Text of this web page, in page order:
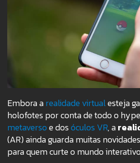
Embora arealidade virtualesteja
holofotes por conta de todo o
metaversoe dosóculos VR, a
(AR) ainda guarda muitas
para quem curte o mundo